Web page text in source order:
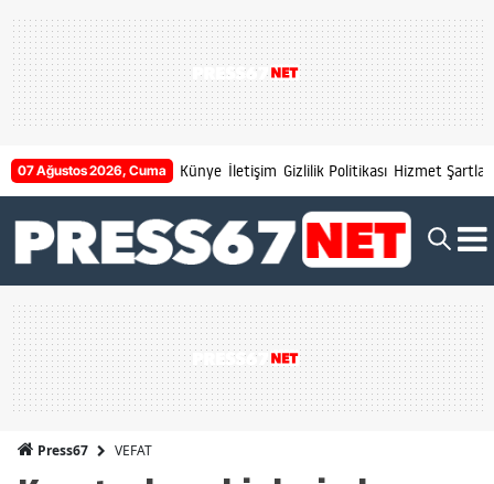
07 Ağustos 2026, Cuma Künye İletişim Gizlilik Politikası Hizmet Şartları
Press67 VEFAT